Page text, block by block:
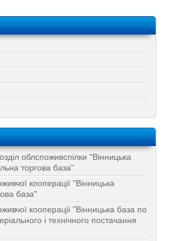
облспоживспілки "Вінницька
торгова база"
кооперації "Вінницька
база"
кооперації "Вінницька база по
і технічного постачання